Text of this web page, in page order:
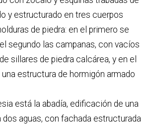
y estructurado en tres cuerpos
de piedra: en el primero se
segundo las campanas, con vacíos
sillares de piedra calcárea, y en el
estructura de hormigón armado
está la abadía, edificación de una
aguas, con fachada estructurada